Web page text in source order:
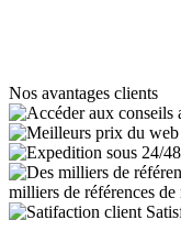
Nos avantages clients
milliers de références